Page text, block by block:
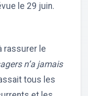
le 29 juin.
rassurer le
n’a jamais
tous les